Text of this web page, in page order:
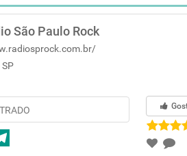
São Paulo Rock